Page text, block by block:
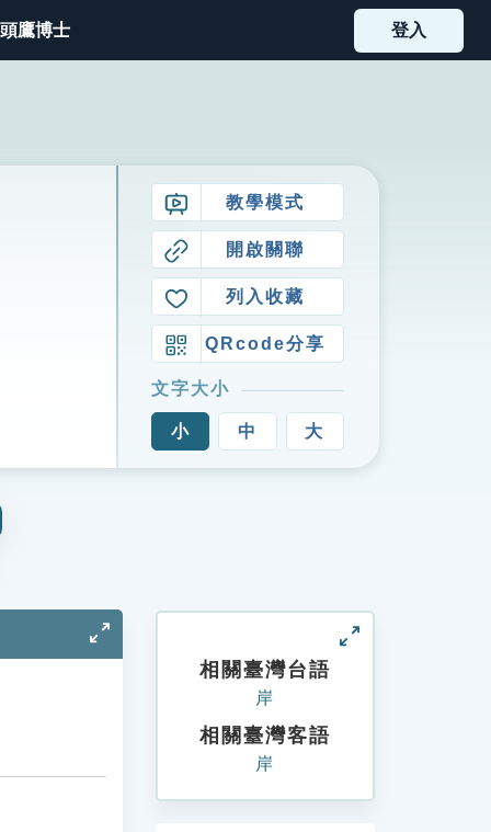
鷹博士 登入
教學模式
開啟關聯
列入收藏
QRcode分享
文字大小
小 中 大
相關臺灣台語
岸
相關臺灣客語
岸